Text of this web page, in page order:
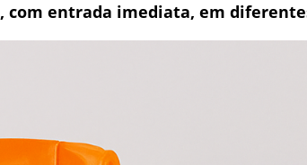
com entrada imediata, em